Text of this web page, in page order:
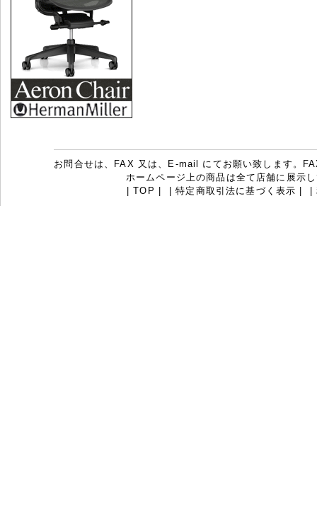
お問合せは、FAX 又は、E-mail にてお願い致します。
ホームページ上の商品は全て店舗に展示
|TOP |特定商取引法に基づく表示 |